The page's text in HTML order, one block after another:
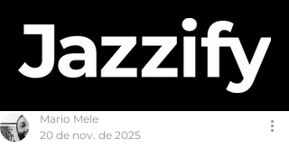
Mario Mele
20 de nov. de 2025